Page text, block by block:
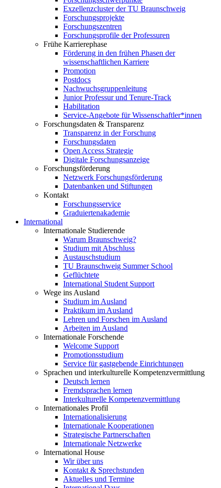
Exzellenzcluster der TU Braunschweig
Forschungsprojekte
Forschungszentren
Forschungsprofile der Professuren
Frühe Karrierephase
Förderung in den frühen Phasen der
wissenschaftlichen Karriere
Promotion
Postdocs
Nachwuchsgruppenleitung
Junior Professur und Tenure-Track
Habilitation
Service-Angebote für Wissenschaftler*innen
Forschungsdaten & Transparenz
Transparenz in der Forschung
Forschungsdaten
Open Access Strategie
Digitale Forschungsanzeige
Forschungsförderung
Netzwerk Forschungsförderung
Datenbanken und Stiftungen
Kontakt
Forschungsservice
Graduiertenakademie
International
Internationale Studierende
Warum Braunschweig?
Studium mit Abschluss
Austauschstudium
TU Braunschweig Summer School
Geflüchtete
International Student Support
Wege ins Ausland
Studium im Ausland
Praktikum im Ausland
Lehren und Forschen im Ausland
Arbeiten im Ausland
Internationale Forschende
Welcome Support
Promotionsstudium
Service für gastgebende Einrichtungen
Sprachen und interkulturelle Kompetenzvermittlung
Deutsch lernen
Fremdsprachen lernen
Interkulturelle Kompetenzvermittlung
Internationales Profil
Internationalisierung
Internationale Kooperationen
Strategische Partnerschaften
Internationale Netzwerke
International House
Wir über uns
Kontakt & Sprechstunden
Aktuelles und Termine